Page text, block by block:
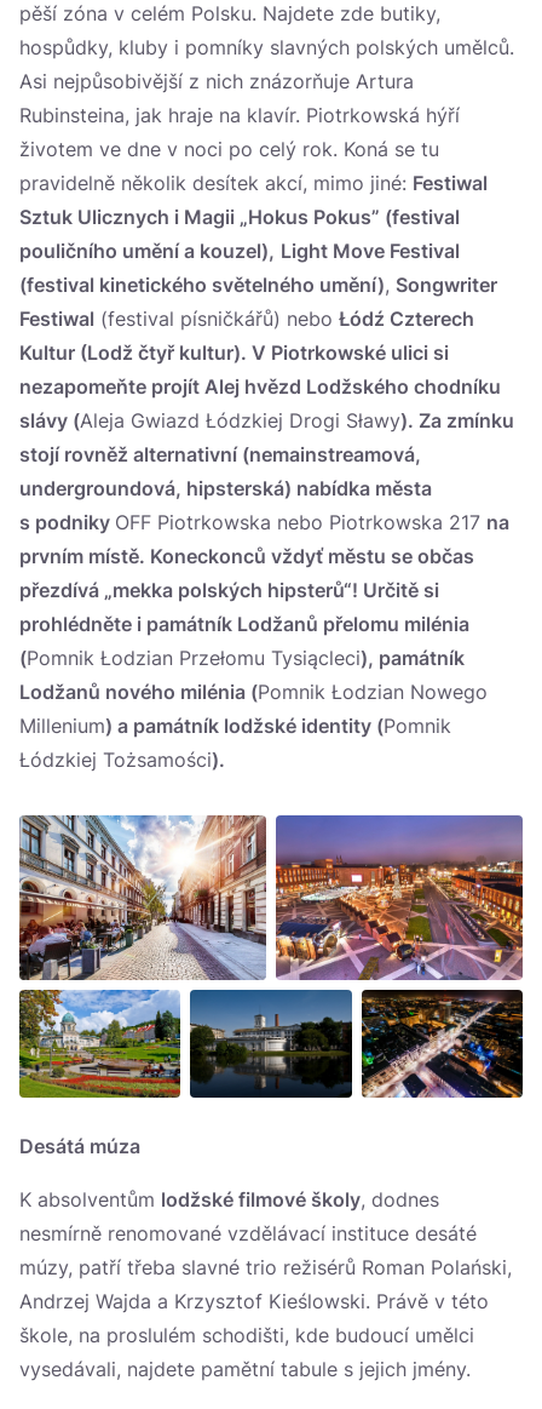
pěší zóna v celém Polsku. Najdete zde butiky,
hospůdky, kluby i pomníky slavných polských umělců.
Asi nejpůsobivější z nich znázorňuje Artura
Rubinsteina, jak hraje na klavír. Piotrkowská hýří
životem ve dne v noci po celý rok. Koná se tu
pravidelně několik desítek akcí, mimo jiné: Festiwal
Sztuk Ulicznych i Magii „Hokus Pokus” (festival
pouličního umění a kouzel), Light Move Festival
(festival kinetického světelného umění), Songwriter
Festiwal (festival písničkářů) nebo Łódź Czterech
Kultur (Lodž čtyř kultur). V Piotrkowské ulici si
nezapomeňte projít Alej hvězd Lodžského chodníku
slávy (Aleja Gwiazd Łódzkiej Drogi Sławy). Za zmínku
stojí rovněž alternativní (nemainstreamová,
undergroundová, hipsterská) nabídka města
s podniky OFF Piotrkowska nebo Piotrkowska 217 na
prvním místě. Koneckonců vždyť městu se občas
přezdívá „mekka polských hipsterů“! Určitě si
prohlédněte i památník Lodžanů přelomu milénia
(Pomnik Łodzian Przełomu Tysiącleci), památník
Lodžanů nového milénia (Pomnik Łodzian Nowego
Millenium) a památník lodžské identity (Pomnik
Łódzkiej Tożsamości).
Desátá múza
K absolventům lodžské filmové školy, dodnes
nesmírně renomované vzdělávací instituce desáté
múzy, patří třeba slavné trio režisérů Roman Polański,
Andrzej Wajda a Krzysztof Kieślowski. Právě v této
škole, na proslulém schodišti, kde budoucí umělci
vysedávali, najdete pamětní tabule s jejich jmény.